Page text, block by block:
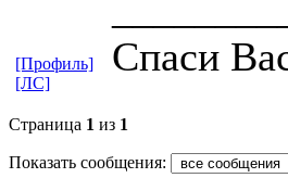
Спаси
[Профиль]
[ЛС]
Страница 1 из 1
Показать сообщения: